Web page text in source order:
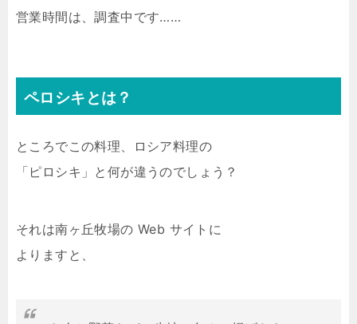
営業時間は、調査中です……
ペロシキとは？
ところでこの料理、ロシア料理の
「ピロシキ」と何が違うのでしょう？
それは南ヶ丘牧場の Web サイトに
よりますと、